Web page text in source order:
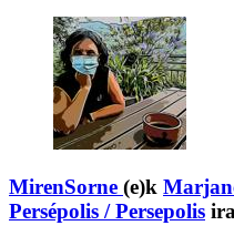
MirenSorne (e)k
Persépolis / Persepolis